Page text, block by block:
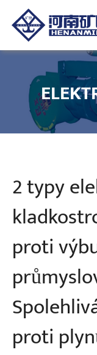
2 typy
proti
proti